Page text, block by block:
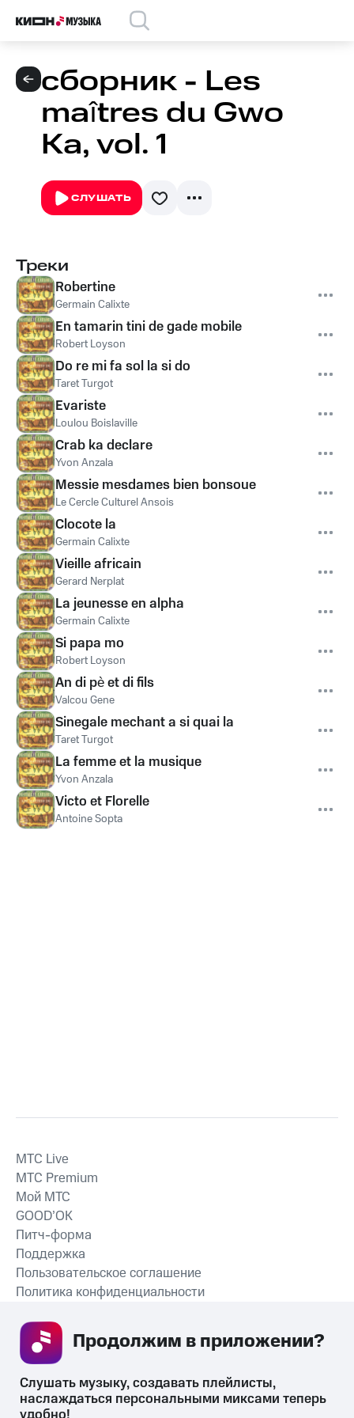
сборник - Les
maîtres du Gwo
Ka, vol. 1
СЛУШАТЬ
Треки
Robertine
Germain Calixte
En tamarin tini de gade mobile
Robert Loyson
Do re mi fa sol la si do
Taret Turgot
Evariste
Loulou Boislaville
Crab ka declare
Yvon Anzala
Messie mesdames bien bonsoue
Le Cercle Culturel Ansois
Clocote la
Germain Calixte
Vieille africain
Gerard Nerplat
La jeunesse en alpha
Germain Calixte
Si papa mo
Robert Loyson
An di pè et di fils
Valcou Gene
Sinegale mechant a si quai la
Taret Turgot
La femme et la musique
Yvon Anzala
Victo et Florelle
Antoine Sopta
СКАЧАТЬ ПРИЛОЖЕНИЕ
MTС Live
MTС Premium
Мой МТС
GOOD’OK
Питч-форма
Поддержка
Пользовательское соглашение
Политика конфиденциальности
Слушать музыку, создавать плейлисты,
наслаждаться персональными миксами теперь